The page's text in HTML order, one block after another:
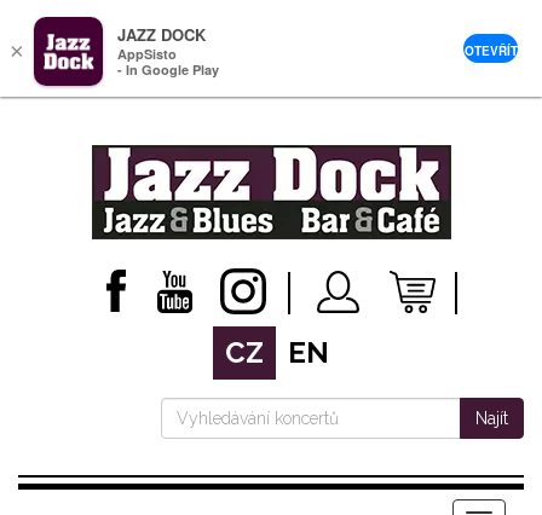
CZ EN
Najít
×
JAZZ DOCK
AppSisto
- In Google Play
OTEVŘÍT